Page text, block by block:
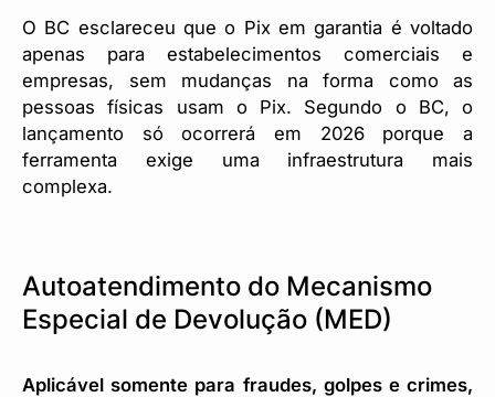
O BC esclareceu que o Pix em garantia é voltado
apenas para estabelecimentos comerciais e
empresas, sem mudanças na forma como as
pessoas físicas usam o Pix. Segundo o BC, o
lançamento só ocorrerá em 2026 porque a
ferramenta exige uma infraestrutura mais
complexa.
Autoatendimento do Mecanismo
Especial de Devolução (MED)
Aplicável somente para fraudes, golpes e crimes,